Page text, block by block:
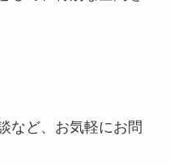
など、お気軽にお問